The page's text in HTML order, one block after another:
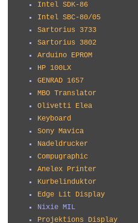
Intel SDK-86
Intel SBC-80/05
Sartorius 3733
Sartorius 3802
Arduino EPROM
HP 100LX
GENRAD 1657
MBO Translator
Olivetti Elea
Keyboard
Sony Mavica
Nadeldrucker
Compugraphic
Anelex Printer
Kurbelinduktor
Edge Lit Display
Nixie MIL
Projektions Display